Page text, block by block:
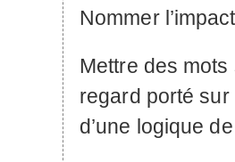
Nommer
Mettre des mots
regard porté sur
d’une logique